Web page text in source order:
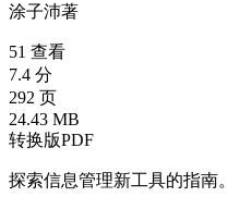
涂子沛著
51 查看
7.4 分
292 页
24.43 MB
转换版PDF
探索信息管理新工具的指南。